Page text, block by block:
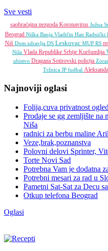
Sve vesti
saobraćajna nezgoda Koronavirus Južna
Beograd Niška Banja Vladičin Han Radnički
Niš Dom zdravlja DS Leskovac MUP RS
Niša Vlada Republike Srbije Kuršumlija
ubistvo Dragana Sotirovski policija
Tržnica JP fudbal
Najnoviji oglasi
Folija,cuva privatnost
Prodaje se gg zemljište na
Niša
radnici za berbu maline
Veze,brak,poznanstva
Polovni delovi Sprinter,
Torte Novi Sad
Potrebna Vam je dodatna
Potrebni mesari za rad u
Pametni Sat-Sat za Decu
Otkup telefona Beograd
Oglasi